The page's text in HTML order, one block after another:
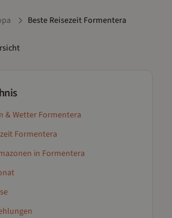
Beste Reisezeit Formentera
& Wetter Formentera
Formentera
in Formentera